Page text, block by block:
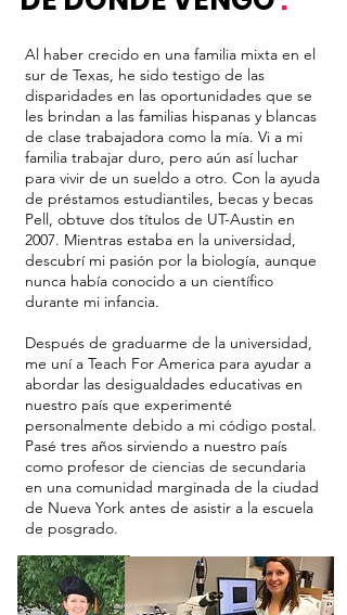
Al haber crecido en una familia mixta en el
sur de Texas, he sido testigo de las
disparidades en las oportunidades que se
les brindan a las familias hispanas y blancas
de clase trabajadora como la mía. Vi a mi
familia trabajar duro, pero aún así luchar
para vivir de un sueldo a otro. Con la ayuda
de préstamos estudiantiles, becas y becas
Pell, obtuve dos títulos de UT-Austin en
2007. Mientras estaba en la universidad,
descubrí mi pasión por la biología, aunque
nunca había conocido a un científico
durante mi infancia.
Después de graduarme de la universidad,
me uní a Teach For America para ayudar a
abordar las desigualdades educativas en
nuestro país que experimenté
personalmente debido a mi código postal.
Pasé tres años sirviendo a nuestro país
como profesor de ciencias de secundaria
en una comunidad marginada de la ciudad
de Nueva York antes de asistir a la escuela
de posgrado.